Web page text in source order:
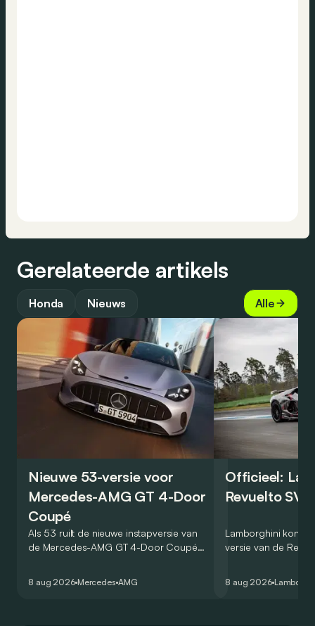
Gerelateerde artikels
Honda Nieuws Alle
Nieuwe 53-versie voor
Mercedes-AMG GT 4-Door
Coupé
Als 53 ruilt de nieuwe instapversie van
de Mercedes-AMG GT 4-Door Coupé
8 aug 2026 Mercedes AMG
Officieel:
Revuelto SV
Lamborghini
versie van de
een record voor
8 aug 2026